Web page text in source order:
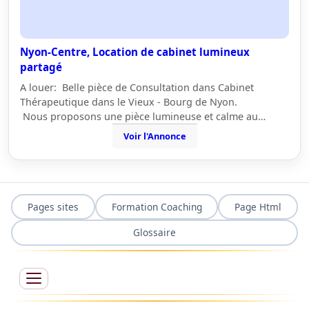
Nyon-Centre, Location de cabinet lumineux
partagé
A louer: Belle pièce de Consultation dans Cabinet
Thérapeutique dans le Vieux - Bourg de Nyon.
Nous proposons une pièce lumineuse et calme au…
Voir l'Annonce
Pages sites Formation Coaching
Page Html
Glossaire